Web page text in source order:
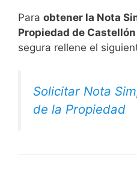
Para obtener la Nota
Propiedad de Castellón
segura rellene el
Solicitar Nota
de la Propiedad